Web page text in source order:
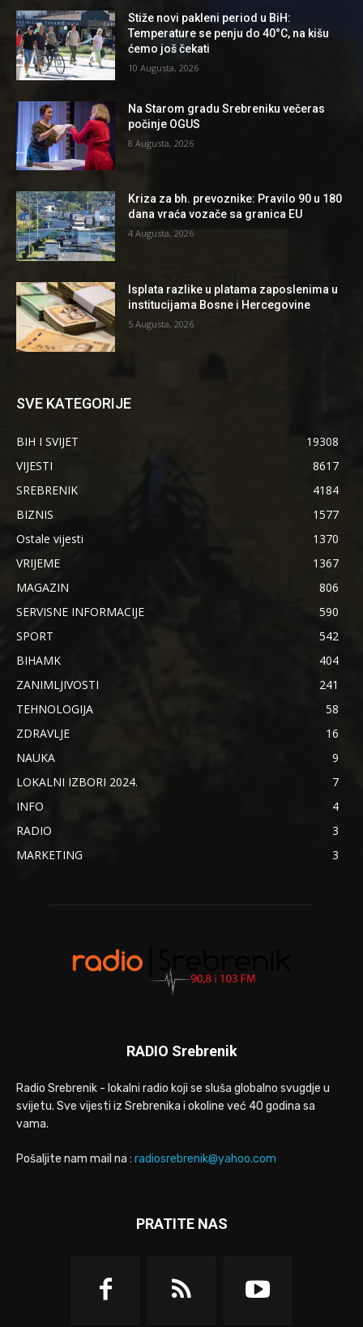
Stiže novi pakleni period u BiH:
Temperature se penju do 40°C, na kišu
ćemo još čekati
10 Augusta, 2026
Na Starom gradu Srebreniku večeras
počinje OGUS
8 Augusta, 2026
Kriza za bh. prevoznike: Pravilo 90 u 180
dana vraća vozače sa granica EU
4 Augusta, 2026
Isplata razlike u platama zaposlenima u
institucijama Bosne i Hercegovine
5 Augusta, 2026
SVE KATEGORIJE
BIH I SVIJET
19308
VIJESTI
8617
SREBRENIK
4184
BIZNIS
1577
Ostale vijesti
1370
VRIJEME
1367
MAGAZIN
806
SERVISNE INFORMACIJE
590
SPORT
542
BIHAMK
404
ZANIMLJIVOSTI
241
TEHNOLOGIJA
58
ZDRAVLJE
16
NAUKA
9
LOKALNI IZBORI 2024.
7
INFO
4
RADIO
3
MARKETING
3
RADIO Srebrenik
Radio Srebrenik - lokalni radio koji se sluša globalno svugdje u
svijetu. Sve vijesti iz Srebrenika i okoline već 40 godina sa
vama.
Pošaljite nam mail na : radiosrebrenik@yahoo.com
PRATITE NAS